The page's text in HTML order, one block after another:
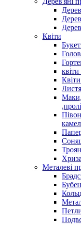
Квіти
Листя
Маки,
Металеві